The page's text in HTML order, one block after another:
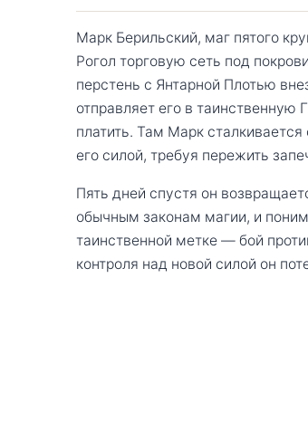
Марк Берильский, маг пятого
Рогол торговую сеть под
перстень с Янтарной Плотью
отправляет его в
платить. Там Марк
его силой, требуя пережить
Пять дней спустя он
обычным законам магии, и
таинственной метке — бой
контроля над новой силой он